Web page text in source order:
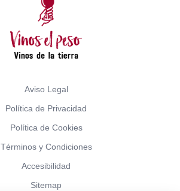
Aviso Legal
Política de Privacidad
Política de Cookies
Términos y Condiciones
Accesibilidad
Sitemap